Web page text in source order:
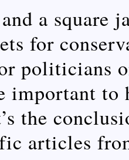
a square
for
politicians
important to
the
articles